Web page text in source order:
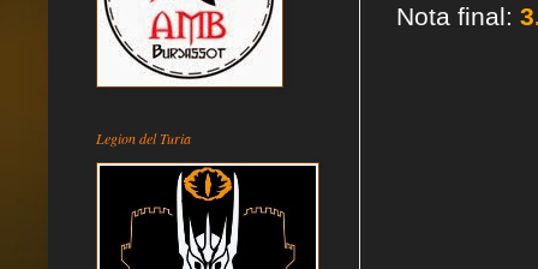
Nota final:
Legion del Turia